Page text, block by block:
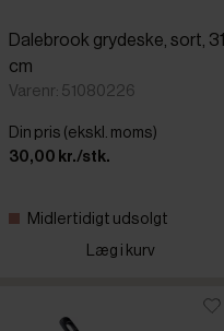
Dalebrook grydeske, sort, 31
cm
Varenr: 51080226
Din pris (ekskl. moms)
30,00 kr./stk.
Midlertidigt udsolgt
Læg i kurv